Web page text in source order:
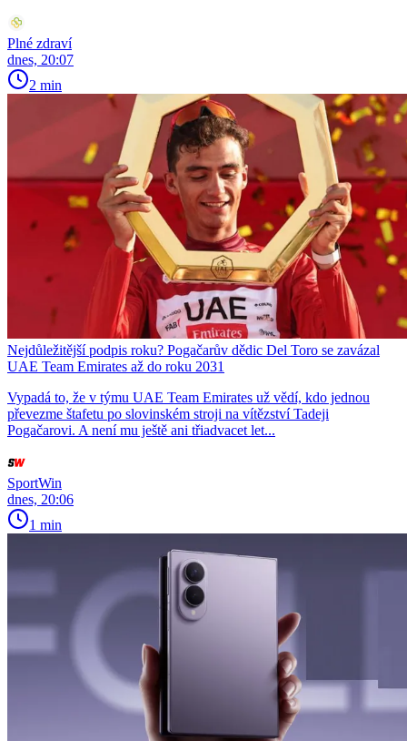
Plné zdraví
dnes, 20:07
2 min
Nejdůležitější podpis roku? Pogačarův dědic Del Toro se zavázal
UAE Team Emirates až do roku 2031
Vypadá to, že v týmu UAE Team Emirates už vědí, kdo jednou
převezme štafetu po slovinském stroji na vítězství Tadeji
Pogačarovi. A není mu ještě ani třiadvacet let...
SportWin
dnes, 20:06
1 min